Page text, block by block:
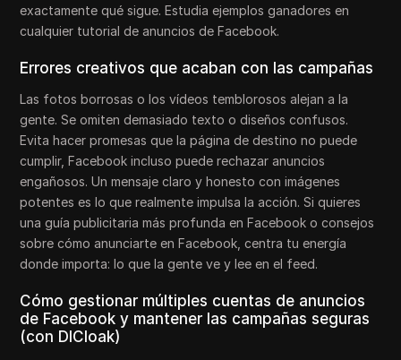
exactamente qué sigue. Estudia ejemplos ganadores en
cualquier tutorial de anuncios de Facebook.
Errores creativos que acaban con las campañas
Las fotos borrosas o los vídeos temblorosos alejan a la
gente. Se omiten demasiado texto o diseños confusos.
Evita hacer promesas que la página de destino no puede
cumplir, Facebook incluso puede rechazar anuncios
engañosos. Un mensaje claro y honesto con imágenes
potentes es lo que realmente impulsa la acción. Si quieres
una guía publicitaria más profunda en Facebook o consejos
sobre cómo anunciarte en Facebook, centra tu energía
donde importa: lo que la gente ve y lee en el feed.
Cómo gestionar múltiples cuentas de anuncios
de Facebook y mantener las campañas seguras
(con DICloak)